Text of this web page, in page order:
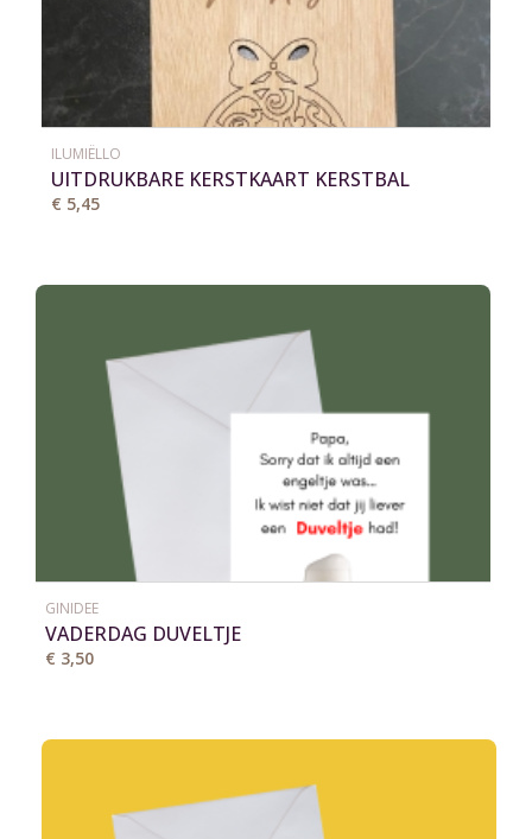
ILUMIËLLO
UITDRUKBARE KERSTKAART KERSTBAL
€ 5,45
GINIDEE
VADERDAG DUVELTJE
€ 3,50